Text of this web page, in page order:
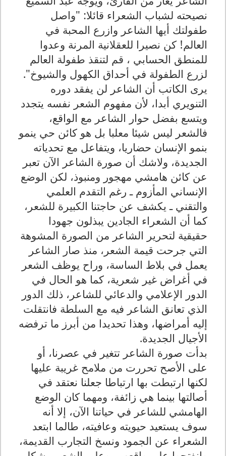
نصيحته لشباب الشعراء قائلا: "واصل
طفولتك أيها الشاعر وازرع المحبة في
العالم! كن نصيرا للعقلانية المرنة وعدوا
للمنطق الحسابي ، قم لتنقذ طفولة العالم
لزرع الطفولة في أحداق الكهول والشيوخ".
يرى الكاتب أن الشاعر لن يفقد دوره
التنويري أبدا، لأن مفهوم الشعر نفسه يتجدد
ويتسع بفضل حوار الشاعر مع الواقع،
فالشعر ليس شيئا معلبا بل هو كائن حي ينمو
بنمو الإنسان حضاريا، ويتفاعل مع تحدياته
الجديدة، ولاشك أن صورة الشاعر الآن تعبر
عن كائن هامشي مهجور ومنبوذ، لكن الوضع
الإنساني المأزوم ـ رغم التقدم العلمي
والتقني ـ يكشف عن حاجتنا الكبيرة للشعر،
كما أن الشعراء الجادين يبذلون جهودا
حقيقية لتحرير الشاعر من الصورة المشوهة
التي جرحت قيمة الشعر، منذ صار الشاعر
يعمل في بلاط الساسة، وراح يوظف الشعر
في أغراض غير شعرية، كما هو الحال في
الدور الإعلامي والدعائي للشاعر، ذلك الدور
الذي تعانق الشاعر فيه مع السلطة فانتقلت
إليه أمراضها، وهذا تحديدا من أبرز ما ترفضه
الأجيال الجديدة.
بدأت صورة الشاعر تتغير في عصرنا، أو
على الأصح تحررت من ملامح غريبة عليها
لكنها ارتبطت بها ارتباطا جعلنا نعتقد في
أصالتها بينما هي زائفة، ومهما كان الوضع
الهامشي للشاعر في حياتنا الآن، إلا أنه
سوف يستعيد حيويته وعافيته، طالما ابتعد
الشعراء عن الجمود ونسخ التجارب القديمة،